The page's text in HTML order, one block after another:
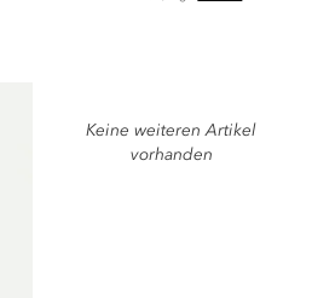
Keine weiteren Artikel
vorhanden